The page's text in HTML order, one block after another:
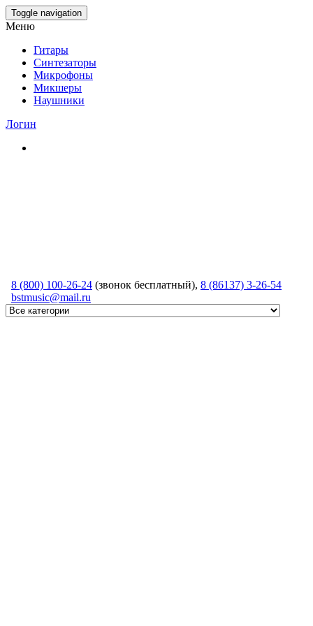
Skip
to
content
Toggle navigation
Меню
Гитары
Синтезаторы
Микрофоны
Микшеры
Наушники
Логин
8 (800) 100-26-24 (звонок бесплатный), 8 (86137) 3-26-54
bstmusic@mail.ru